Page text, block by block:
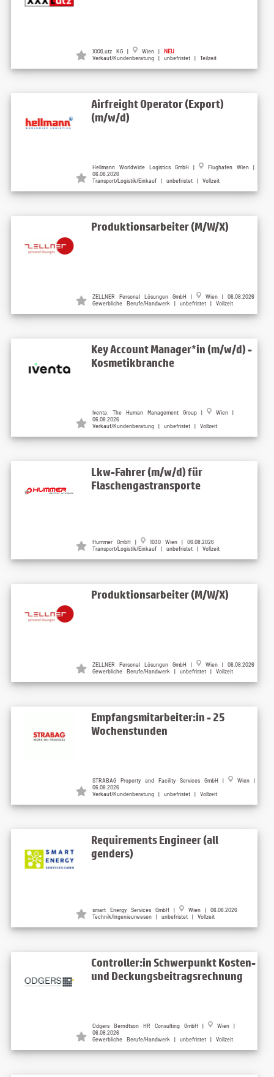
XXXLutz KG | Wien | NEU
Verkauf/Kundenberatung | unbefristet | Teilzeit
Airfreight Operator (Export)
(m/w/d)
Hellmann Worldwide Logistics GmbH |
Flughafen Wien |
06.08.2026
Transport/Logistik/Einkauf | unbefristet | Vollzeit
Produktionsarbeiter (M/W/X)
ZELLNER Personal Lösungen GmbH |
Wien | 06.08.2026
Gewerbliche Berufe/Handwerk | unbefristet | Vollzeit
Key Account Manager*in (m/w/d) -
Kosmetikbranche
Iventa. The Human Management Group |
Wien |
06.08.2026
Verkauf/Kundenberatung | unbefristet | Vollzeit
Lkw-Fahrer (m/w/d) für
Flaschengastransporte
Hummer GmbH |
1030 Wien | 06.08.2026
Transport/Logistik/Einkauf | unbefristet | Vollzeit
Produktionsarbeiter (M/W/X)
ZELLNER Personal Lösungen GmbH |
Wien | 06.08.2026
Gewerbliche Berufe/Handwerk | unbefristet | Vollzeit
Empfangsmitarbeiter:in - 25
Wochenstunden
STRABAG Property and Facility Services GmbH |
Wien |
06.08.2026
Verkauf/Kundenberatung | unbefristet | Vollzeit
Requirements Engineer (all
genders)
smart Energy Services GmbH |
Wien | 06.08.2026
Technik/Ingenieurwesen | unbefristet | Vollzeit
Controller:in Schwerpunkt Kosten-
und Deckungsbeitragsrechnung
Odgers Berndtson HR Consulting GmbH |
Wien |
06.08.2026
Gewerbliche Berufe/Handwerk | unbefristet | Vollzeit